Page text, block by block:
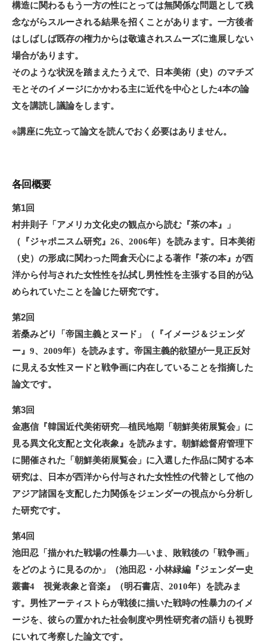
構造に関わるもう一方の性にとっては無関係な問題として残
念ながらスルーされる結果を招くことがあります。一方後者
はしばしば既存の権力からは敬遠されスムーズに進展しない
場合があります。
そのような状況を踏まえたうえで、日本美術（史）のマチズ
モとそのイメージにかかわる主に近代を中心とした4本の論
文を講読し議論をします。
※講座に先立って論文を読んでおく必要はありません。
各回概要
第1回
村井則子「アメリカ文化史の観点から読む『茶の本』」
（『ジャポニスム研究』26、2006年）を読みます。日本美術
（史）の形成に関わった岡倉天心による著作『茶の本』が西
洋から付与された女性性を払拭し男性性を主張する目的が込
められていたことを論じた研究です。
第2回
若桑みどり「帝国主義とヌード」（『イメージ＆ジェンダ
ー』9、2009年）を読みます。帝国主義的欲望が一見正反対
に見える女性ヌードと戦争画に内在していることを指摘した
論文です。
第3回
金惠信『韓国近代美術研究―植民地期「朝鮮美術展覧会」に
見る異文化支配と文化表象』を読みます。朝鮮総督府管理下
に開催された「朝鮮美術展覧会」に入選した作品に関する本
研究は、日本が西洋から付与された女性性の代替として他の
アジア諸国を支配した力関係をジェンダーの視点から分析し
た研究です。
第4回
池田忍「描かれた戦場の性暴力―いま、敗戦後の「戦争画」
をどのように見るのか」（池田忍・小林緑編『ジェンダー史
叢書4 視覚表象と音楽』（明石書店、2010年）を読みま
す。男性アーティストらが戦後に描いた戦時の性暴力のイメ
ージを、彼らの置かれた社会制度や男性研究者の語りも視野
にいれて考察した論文です。